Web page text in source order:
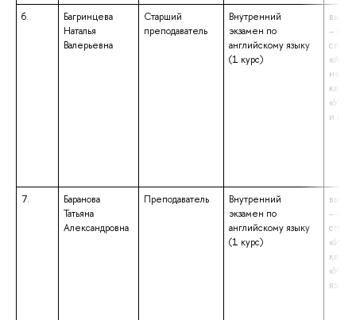
6.
Багринцева
Наталья
Валерьевна
Старший
преподаватель
Внутренний
экзамен по
английскому языку
(1 курс)
–
и
7.
Баранова
Татьяна
Александровна
Преподаватель
Внутренний
экзамен по
английскому языку
(1 курс)
–
языка»